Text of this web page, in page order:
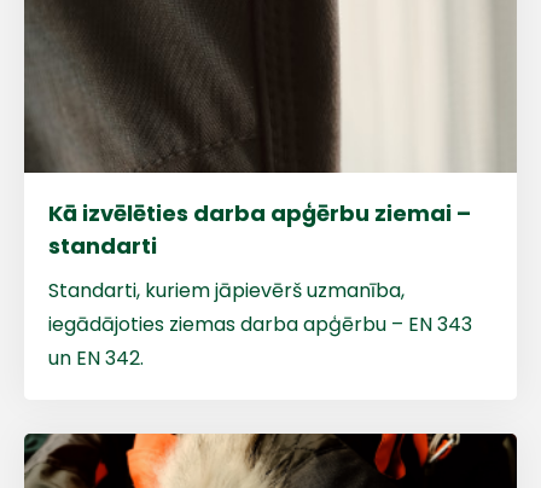
Kā izvēlēties darba apģērbu ziemai –
standarti
Standarti, kuriem jāpievērš uzmanība,
iegādājoties ziemas darba apģērbu – EN 343
un EN 342.
mums!
Atbildēsim
iespējas
Vārds
E-pasts
Kontakttālrunis